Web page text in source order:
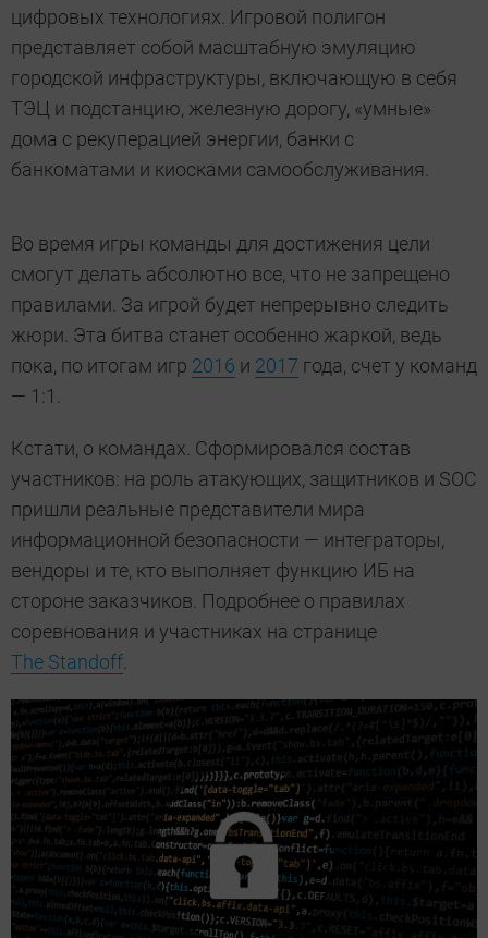
цифровых технологиях. Игровой полигон
представляет собой масштабную эмуляцию
городской инфраструктуры, включающую в себя
ТЭЦ и подстанцию, железную дорогу, «умные»
дома с рекуперацией энергии, банки с
банкоматами и киосками самообслуживания.
Во время игры команды для достижения цели
смогут делать абсолютно все, что не запрещено
правилами. За игрой будет непрерывно следить
жюри. Эта битва станет особенно жаркой, ведь
пока, по итогам игр 2016 и 2017 года, счет у команд
— 1:1.
Кстати, о командах. Сформировался состав
участников: на роль атакующих, защитников и SOC
пришли реальные представители мира
информационной безопасности — интеграторы,
вендоры и те, кто выполняет функцию ИБ на
стороне заказчиков. Подробнее о правилах
соревнования и участниках на странице
The Standoff.